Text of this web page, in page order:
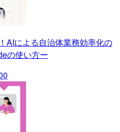
AIによる自治体業務効率化の
の使い方ー